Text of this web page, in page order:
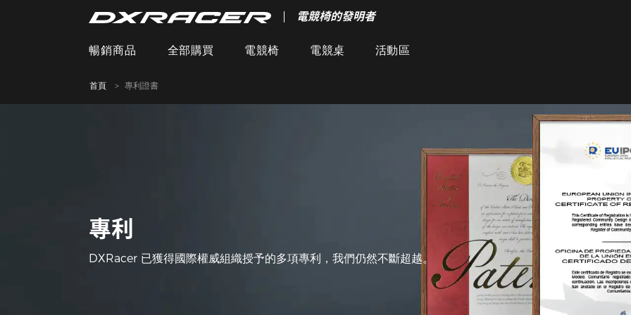
電競椅的發明者
暢銷商品 全部購買 電競椅 電競桌 活動區
首頁 專利證書
專利
DXRacer 已獲得國際權威組織授予的多項專利，我們仍然不斷超越。